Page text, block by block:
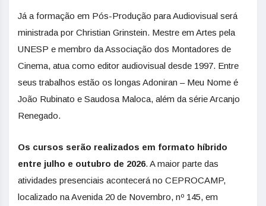
Já a formação em Pós-Produção para Audiovisual será
ministrada por Christian Grinstein. Mestre em Artes pela
UNESP e membro da Associação dos Montadores de
Cinema, atua como editor audiovisual desde 1997. Entre
seus trabalhos estão os longas Adoniran – Meu Nome é
João Rubinato e Saudosa Maloca, além da série Arcanjo
Renegado.
Os cursos serão realizados em formato híbrido
entre julho e outubro de 2026. A maior parte das
atividades presenciais acontecerá no CEPROCAMP,
localizado na Avenida 20 de Novembro, nº 145, em